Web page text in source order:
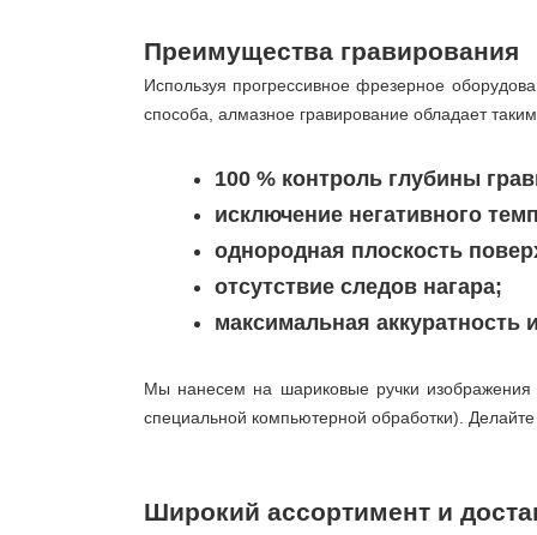
Преимущества гравирования
Используя прогрессивное фрезерное
способа, алмазное гравирование обладает
100 % контроль глубины
исключение негативного
однородная плоскость
отсутствие следов нагара;
максимальная аккуратность
Мы нанесем на шариковые ручки
специальной компьютерной обработки).
Широкий ассортимент и